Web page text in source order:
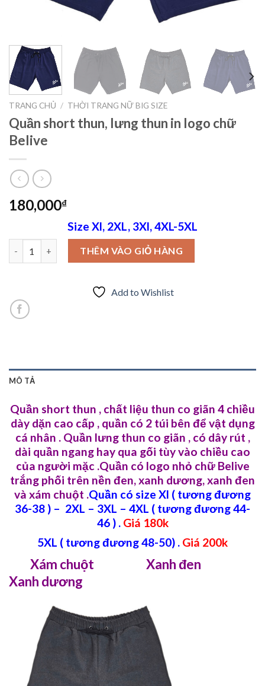
TRANG CHỦ / THỜI TRANG NỮ BIG SIZE
Quần short thun, lưng thun in logo chữ
Belive
180,000₫
Size Xl, 2XL, 3Xl, 4XL-5XL
Quần short thun, lưng thun in logo chữ Belive số lượng
THÊM VÀO GIỎ HÀNG
Add to Wishlist
MÔ TẢ
Quần short thun , chất liệu thun co giãn 4 chiều
dày dặn cao cấp , quần có 2 túi bên để vật dụng
cá nhân . Quần lưng thun co giãn , có dây rút ,
dài quần ngang hay qua gối tùy vào chiều cao
của người mặc .Quần có logo nhỏ chữ Belive
trắng phối trên nền đen, xanh dương, xanh đen
và xám chuột .Quần có size Xl ( tương đương
36-38 ) – 2XL – 3XL – 4XL ( tương đương 44-
46 ) . Giá 180k
5XL ( tương đương 48-50) . Giá 200k
Xám chuột Xanh đen
Xanh dương